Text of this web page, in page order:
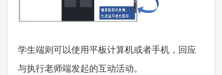
学生端则可以使用平板计算机或者手机，回应
与执行老师端发起的互动活动。